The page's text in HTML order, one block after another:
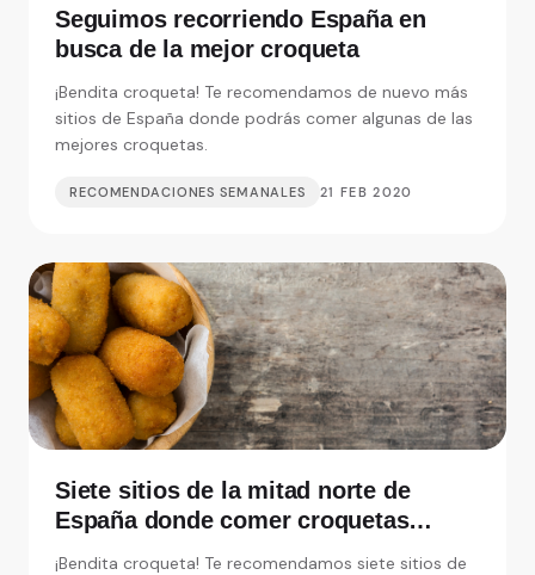
Seguimos recorriendo España en
busca de la mejor croqueta
¡Bendita croqueta! Te recomendamos de nuevo más
sitios de España donde podrás comer algunas de las
mejores croquetas.
RECOMENDACIONES SEMANALES 21 FEB 2020
Siete sitios de la mitad norte de
España donde comer croquetas
¡Bendita croqueta! Te recomendamos siete sitios de